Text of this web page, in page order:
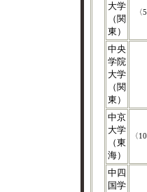
大学
（関
東）
〈5
中央
学院
大学
（関
東）
中京
大学
（東
海）
〈10
中四
国学